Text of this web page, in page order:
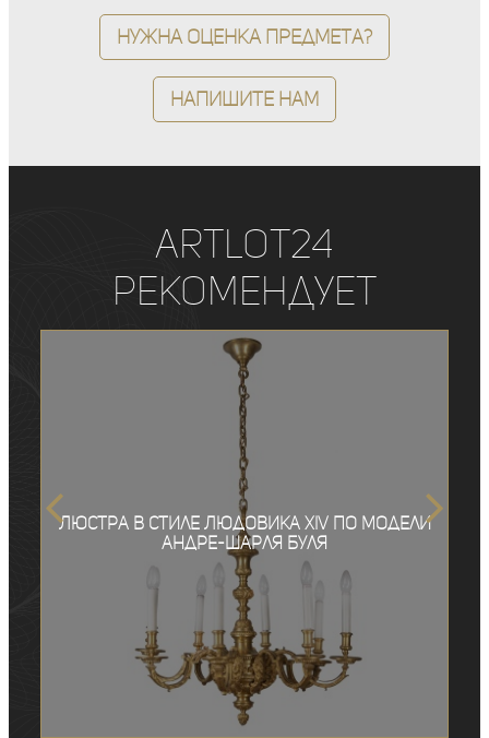
Нужна оценка предмета?
Напишите нам
ArtLot24
рекомендует
Люстра в стиле Людовика XIV по модели
Андре-Шарля Буля